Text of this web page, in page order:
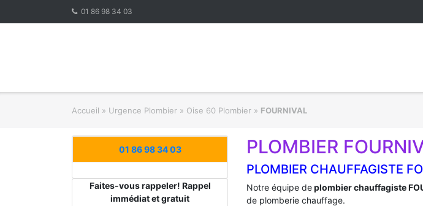
01 86 98 34 03
Accueil » Urgence Plombier » Oise 60 Plombier » FOURNIVAL
01 86 98 34 03
Faites-vous rappeler! Rappel
immédiat et gratuit
PLOMBIER
PLOMBIER CHAUFFAGISTE
Notre équipe deplombier chauffagiste
de plomberie chauffage.